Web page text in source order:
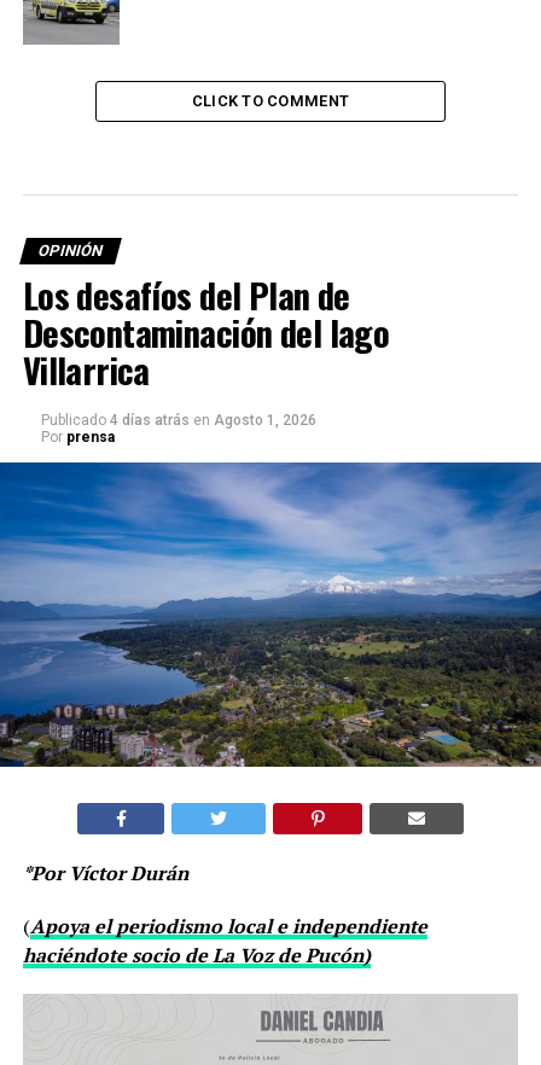
CLICK TO COMMENT
OPINIÓN
Los desafíos del Plan de
Descontaminación del lago
Villarrica
Publicado 4 días atrás en Agosto 1, 2026
Por prensa
*Por Víctor Durán
(Apoya el periodismo local e independiente
haciéndote socio de La Voz de Pucón)